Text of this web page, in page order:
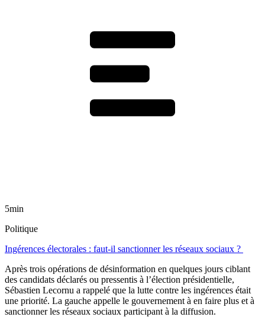
5min
Politique
Ingérences électorales : faut-il sanctionner les réseaux sociaux ?
Après trois opérations de désinformation en quelques jours ciblant
des candidats déclarés ou pressentis à l’élection présidentielle,
Sébastien Lecornu a rappelé que la lutte contre les ingérences était
une priorité. La gauche appelle le gouvernement à en faire plus et à
sanctionner les réseaux sociaux participant à la diffusion.